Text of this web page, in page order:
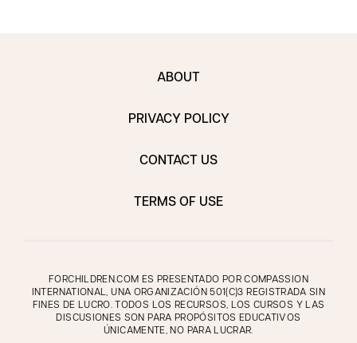
ABOUT
PRIVACY POLICY
CONTACT US
TERMS OF USE
FORCHILDREN.COM ES PRESENTADO POR COMPASSION
INTERNATIONAL, UNA ORGANIZACIÓN 501(C)3 REGISTRADA SIN
FINES DE LUCRO. TODOS LOS RECURSOS, LOS CURSOS Y LAS
DISCUSIONES SON PARA PROPÓSITOS EDUCATIVOS
ÚNICAMENTE, NO PARA LUCRAR.